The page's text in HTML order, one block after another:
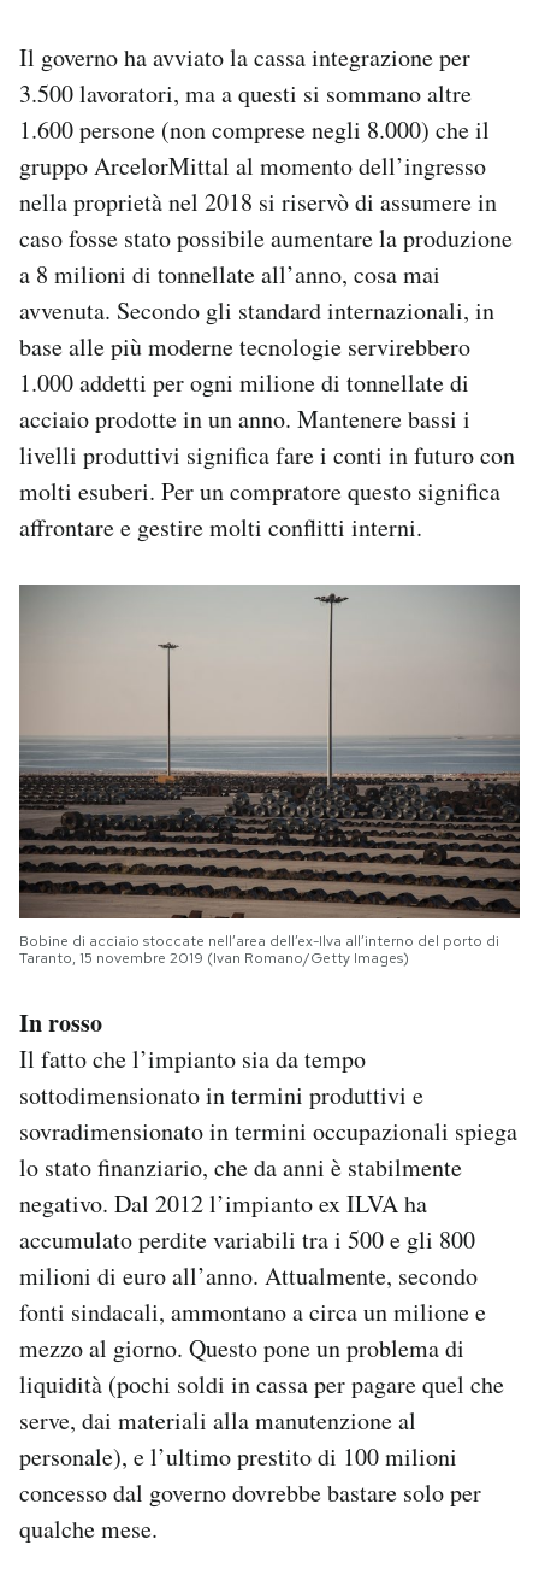
Il governo ha avviato la cassa integrazione per
3.500 lavoratori, ma a questi si sommano altre
1.600 persone (non comprese negli 8.000) che il
gruppo ArcelorMittal al momento dell’ingresso
nella proprietà nel 2018 si riservò di assumere in
caso fosse stato possibile aumentare la produzione
a 8 milioni di tonnellate all’anno, cosa mai
avvenuta. Secondo gli standard internazionali, in
base alle più moderne tecnologie servirebbero
1.000 addetti per ogni milione di tonnellate di
acciaio prodotte in un anno. Mantenere bassi i
livelli produttivi significa fare i conti in futuro con
molti esuberi. Per un compratore questo significa
affrontare e gestire molti conflitti interni.
Bobine di acciaio stoccate nell’area dell’ex-Ilva all’interno del porto di
Taranto, 15 novembre 2019 (Ivan Romano/Getty Images)
In rosso
Il fatto che l’impianto sia da tempo
sottodimensionato in termini produttivi e
sovradimensionato in termini occupazionali spiega
lo stato finanziario, che da anni è stabilmente
negativo. Dal 2012 l’impianto ex ILVA ha
accumulato perdite variabili tra i 500 e gli 800
milioni di euro all’anno. Attualmente, secondo
fonti sindacali, ammontano a circa un milione e
mezzo al giorno. Questo pone un problema di
liquidità (pochi soldi in cassa per pagare quel che
serve, dai materiali alla manutenzione al
personale), e l’ultimo prestito di 100 milioni
concesso dal governo dovrebbe bastare solo per
qualche mese.